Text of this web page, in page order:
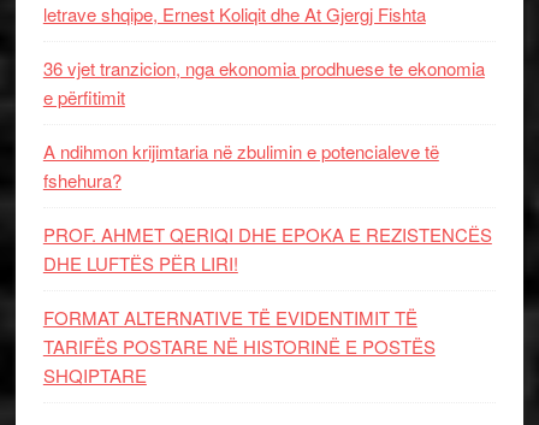
letrave shqipe, Ernest Koliqit dhe At Gjergj Fishta
36 vjet tranzicion, nga ekonomia prodhuese te ekonomia
e përfitimit
A ndihmon krijimtaria në zbulimin e potencialeve të
fshehura?
PROF. AHMET QERIQI DHE EPOKA E REZISTENCЁS
DHE LUFTЁS PЁR LIRI!
FORMAT ALTERNATIVE TË EVIDENTIMIT TË
TARIFËS POSTARE NË HISTORINË E POSTËS
SHQIPTARE